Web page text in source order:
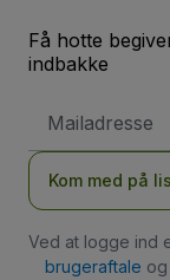
Få hotte
indbakke
adresse
Kom med på
Ved at logge ind
brugeraftale